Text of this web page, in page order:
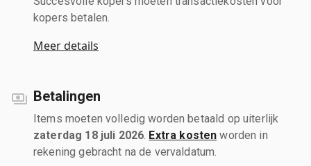
kopers betalen.
Meer details
Betalingen
Items moeten volledig worden betaald op uiterlijk
zaterdag 18 juli 2026 Extra kosten worden in
rekening gebracht na de vervaldatum.